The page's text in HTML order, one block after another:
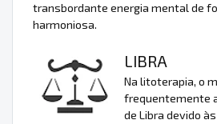
transbordante energia mental de
harmoniosa.
LIBRA
Na litoterapia, o
frequentemente
de Libra devido